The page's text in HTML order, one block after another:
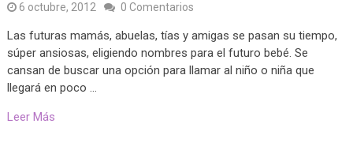
6 octubre, 2012 0 Comentarios
Las futuras mamás, abuelas, tías y amigas se pasan su tiempo,
súper ansiosas, eligiendo nombres para el futuro bebé. Se
cansan de buscar una opción para llamar al niño o niña que
llegará en poco …
Leer Más